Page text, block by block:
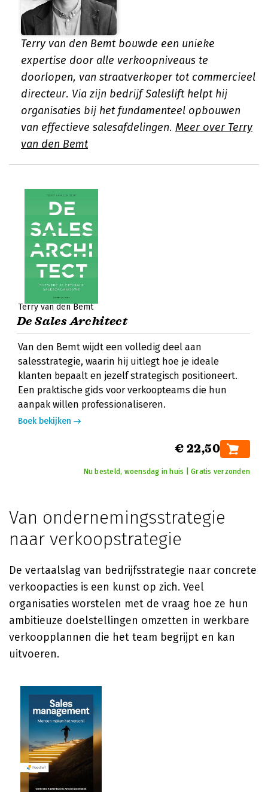
Terry van den Bemt bouwde een unieke
expertise door alle verkoopniveaus te
doorlopen, van straatverkoper tot commercieel
directeur. Via zijn bedrijf Saleslift helpt hij
organisaties bij het fundamenteel opbouwen
van effectieve salesafdelingen. Meer over Terry
van den Bemt
Terry van den Bemt
De Sales Architect
Van den Bemt wijdt een volledig deel aan
salesstrategie, waarin hij uitlegt hoe je ideale
klanten bepaalt en jezelf strategisch positioneert.
Een praktische gids voor verkoopteams die hun
aanpak willen professionaliseren.
Boek bekijken
€ 22,50
Nu besteld, woensdag in huis | Gratis verzonden
Van ondernemingsstrategie
naar verkoopstrategie
De vertaalslag van bedrijfsstrategie naar concrete
verkoopacties is een kunst op zich. Veel
organisaties worstelen met de vraag hoe ze hun
ambitieuze doelstellingen omzetten in werkbare
verkoopplannen die het team begrijpt en kan
uitvoeren.